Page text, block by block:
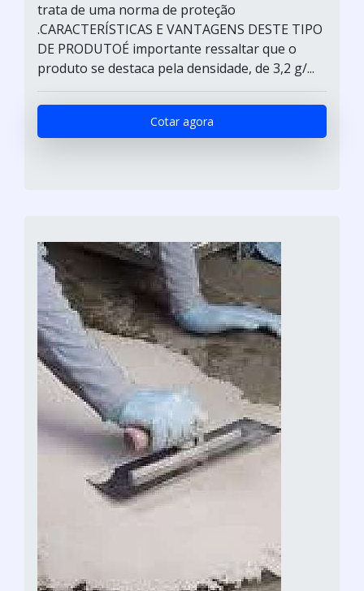
trata de uma norma de proteção
.CARACTERÍSTICAS E VANTAGENS DESTE TIPO
DE PRODUTOÉ importante ressaltar que o
produto se destaca pela densidade, de 3,2 g/...
Cotar agora